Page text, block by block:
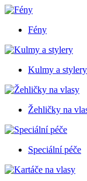
Fény
Kulmy a stylery
Žehličky na
Speciální péče